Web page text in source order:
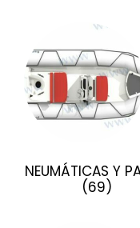
NEUMÁTICAS Y
(69)